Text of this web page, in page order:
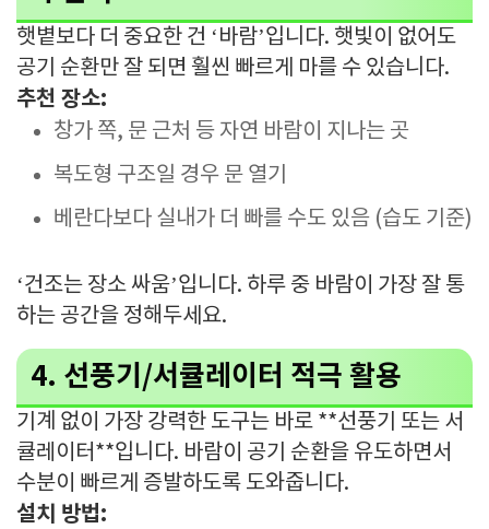
햇볕보다 더 중요한 건 ‘바람’입니다. 햇빛이 없어도
공기 순환만 잘 되면 훨씬 빠르게 마를 수 있습니다.
추천 장소:
창가 쪽, 문 근처 등 자연 바람이 지나는 곳
복도형 구조일 경우 문 열기
베란다보다 실내가 더 빠를 수도 있음 (습도 기준)
‘건조는 장소 싸움’입니다. 하루 중 바람이 가장 잘 통
하는 공간을 정해두세요.
4. 선풍기/서큘레이터 적극 활용
기계 없이 가장 강력한 도구는 바로 **선풍기 또는 서
큘레이터**입니다. 바람이 공기 순환을 유도하면서
수분이 빠르게 증발하도록 도와줍니다.
설치 방법: